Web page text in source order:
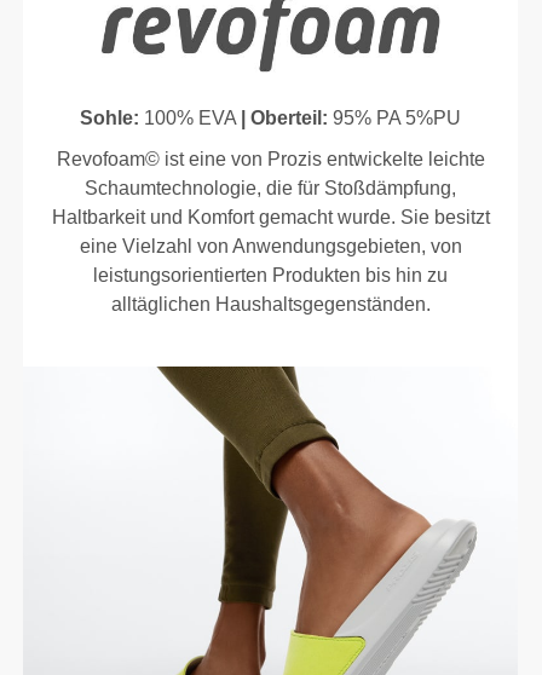
Sohle: 100% EVA | Oberteil: 95% PA 5%PU
Revofoam© ist eine von Prozis entwickelte leichte
Schaumtechnologie, die für Stoßdämpfung,
Haltbarkeit und Komfort gemacht wurde. Sie besitzt
eine Vielzahl von Anwendungsgebieten, von
leistungsorientierten Produkten bis hin zu
alltäglichen Haushaltsgegenständen.